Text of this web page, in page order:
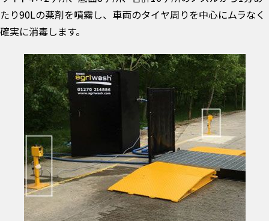
たり90Lの薬剤を噴霧し、車両のタイヤ周りを中心にムラなく
確実に消毒します。